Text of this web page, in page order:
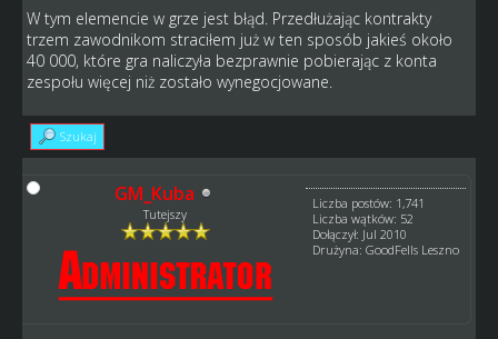
W tym elemencie w grze jest błąd. Przedłużając kontrakty
trzem zawodnikom straciłem już w ten sposób jakieś około
40 000, które gra naliczyła bezprawnie pobierając z konta
zespołu więcej niż zostało wynegocjowane.
Szukaj
GM_Kuba
Tutejszy
Liczba postów: 1,741
Liczba wątków: 52
Dołączył: Jul 2010
Drużyna: GoodFells Leszno